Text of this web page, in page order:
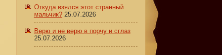
Откуда взялся этот странный
мальчик? 25.07.2026
Верю и не верю в порчу и сглаз
25.07.2026